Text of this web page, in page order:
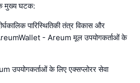
के मुख्य घटक:
पारिस्थितिकी तंत्र विकास और
AreumWallet - Areum मूल उपयोगकर्ताओं के
उपयोगकर्ताओं के लिए एक्सप्लोरर सेवा